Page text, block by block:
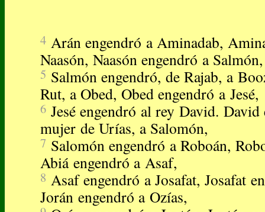
4 Arán engendró a Aminadab,
Naasón, Naasón engendró a Salmón,
5 Salmón engendró, de Rajab, a
Rut, a Obed, Obed engendró a Jesé,
6 Jesé engendró al rey David. David
mujer de Urías, a Salomón,
7 Salomón engendró a Roboán,
Abiá engendró a Asaf,
8 Asaf engendró a Josafat, Josafat
Jorán engendró a Ozías,